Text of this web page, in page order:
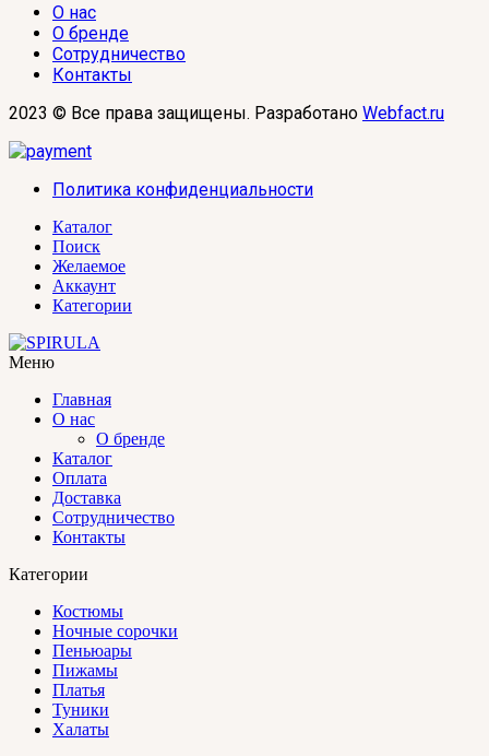
О нас
О бренде
Сотрудничество
Контакты
2023 © Все права защищены. Разработано Webfact.ru
Политика конфиденциальности
Каталог
Поиск
Желаемое
Аккаунт
Категории
Меню
Главная
О нас
О бренде
Каталог
Оплата
Доставка
Сотрудничество
Контакты
Категории
Костюмы
Ночные сорочки
Пеньюары
Пижамы
Платья
Туники
Халаты